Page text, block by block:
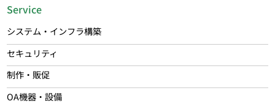
Service
システム・インフラ構築
セキュリティ
制作・販促
OA機器・設備